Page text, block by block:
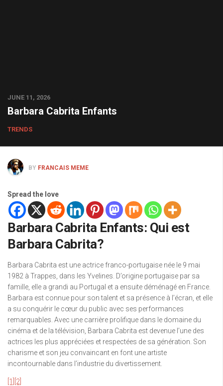
JUNE 11, 2026
Barbara Cabrita Enfants
TRENDS
BY FRANCAIS MEME
Spread the love
Barbara Cabrita Enfants: Qui est
Barbara Cabrita?
Barbara Cabrita est une actrice franco-portugaise née le 9 mai
1982 à Trappes, dans les Yvelines. D’origine portugaise par sa
famille, elle a grandi au Portugal et a ensuite déménagé en France.
Barbara est connue pour son talent et sa présence à l’écran, et elle
a su conquérir le cœur du public avec ses performances
remarquables. Avec une carrière prolifique dans le domaine du
cinéma et de la télévision, Barbara Cabrita est devenue l’une des
actrices les plus appréciées et respectées de sa génération. Son
charisme et son jeu convaincant en font une artiste
incontournable dans l’industrie du divertissement.
[1] [2]